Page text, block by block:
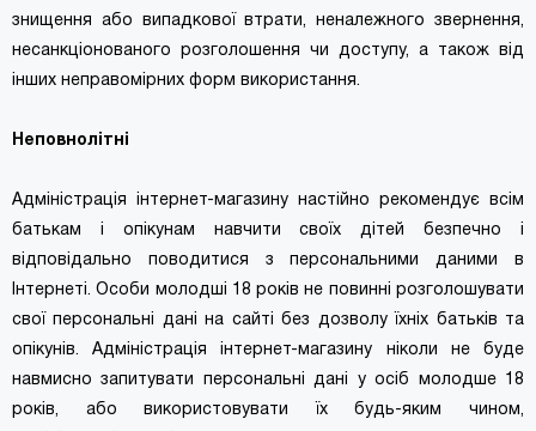
знищення або випадкової втрати, неналежного звернення,
несанкціонованого розголошення чи доступу, а також від
інших неправомірних форм використання.
Неповнолітні
Адміністрація інтернет-магазину настійно рекомендує всім
батькам і опікунам навчити своїх дітей безпечно і
відповідально поводитися з персональними даними в
Інтернеті. Особи молодші 18 років не повинні розголошувати
свої персональні дані на сайті без дозволу їхніх батьків та
опікунів. Адміністрація інтернет-магазину ніколи не буде
навмисно запитувати персональні дані у осіб молодше 18
років, або використовувати їх будь-яким чином,